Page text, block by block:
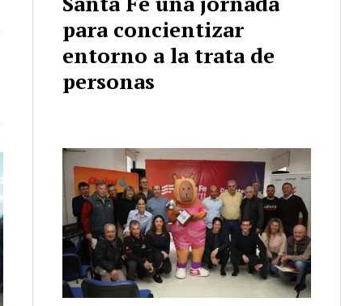
para concientizar
entorno a la trata de
personas